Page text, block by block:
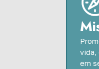
vida,
em